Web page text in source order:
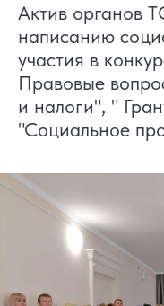
Актив органов
написанию
участия в
Правовые
и налоги", "
"Социальное